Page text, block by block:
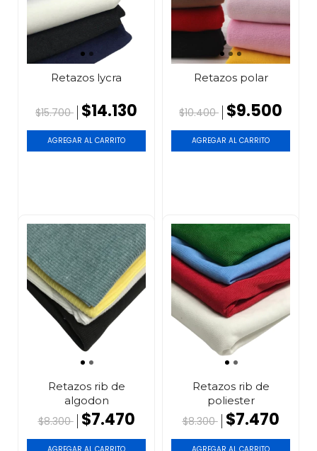
Retazos lycra
$15.700 $14.130
AGREGAR AL CARRITO
Retazos polar
$10.400 $9.500
AGREGAR AL CARRITO
Retazos rib de
algodon
$8.300 $7.470
Retazos rib de
poliester
$8.300 $7.470